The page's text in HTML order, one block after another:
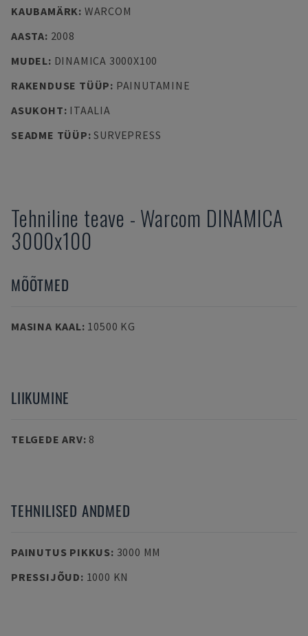
KAUBAMÄRK: WARCOM
AASTA: 2008
MUDEL: DINAMICA 3000X100
RAKENDUSE TÜÜP: PAINUTAMINE
ASUKOHT: ITAALIA
SEADME TÜÜP:SURVEPRESS
Tehniline teave - Warcom DINAMICA
3000x100
MÕÕTMED
MASINA KAAL: 10500 KG
LIIKUMINE
TELGEDE ARV: 8
TEHNILISED ANDMED
PAINUTUS PIKKUS: 3000 MM
PRESSIJÕUD: 1000 KN